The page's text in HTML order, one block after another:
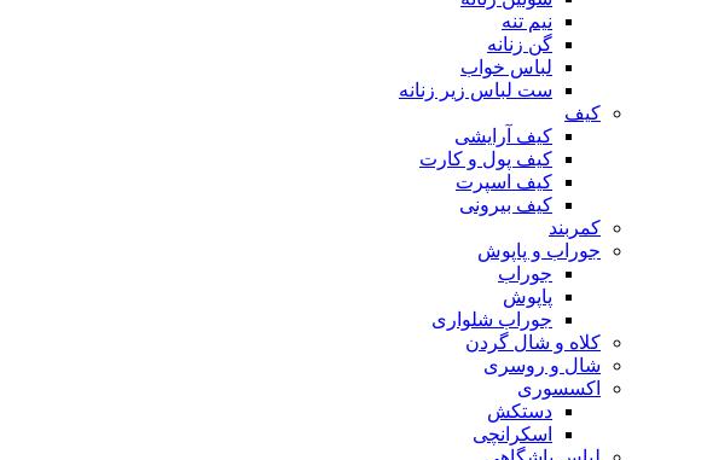
نیم تنه
گن زنانه
لباس خواب
ست لباس زیر زنانه
کیف
کیف آرایشی
کیف پول و کارت
کیف اسپرت
کیف بیرونی
کمربند
جوراب و پاپوش
جوراب
پاپوش
جوراب شلواری
کلاه و شال گردن
شال و روسری
اکسسوری
دستکش
اسکرانچی